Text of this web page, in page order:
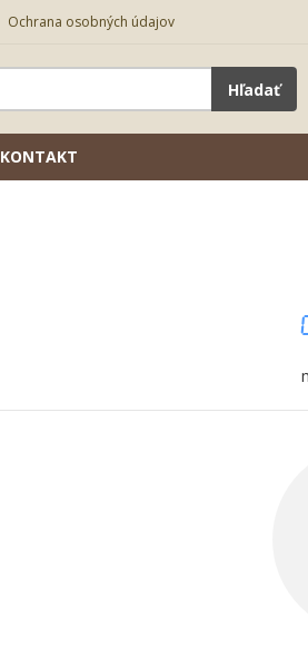
Ochrana osobných údajov
Hľadať
KONTAKT